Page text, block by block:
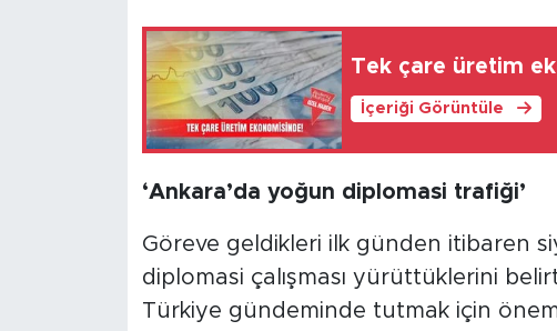
Tek çare üretim
İçeriği Görüntüle
‘Ankara’da yoğun diplomasi trafiği’
Göreve geldikleri ilk günden itibaren
diplomasi çalışması yürüttüklerini
Türkiye gündeminde tutmak için